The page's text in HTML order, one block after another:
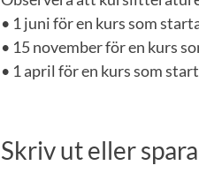
• 1 juni för en kurs som
• 15 november för en kurs
• 1 april för en kurs som
Skriv ut eller